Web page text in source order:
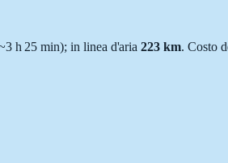
3 h 25 min); in linea d'aria223 km. Costo